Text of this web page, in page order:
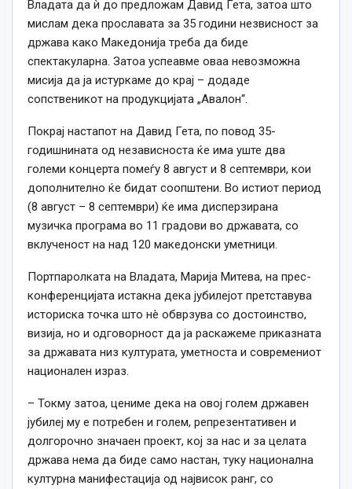
Владата да ѝ до предложам Давид Гета, затоа што
мислам дека прославата за 35 години незвисност за
држава како Македонија треба да биде
спектакуларна. Затоа успеавме оваа невозможна
мисија да ја истуркаме до крај – додаде
сопственикот на продукцијата „Авалон“.
Покрај настапот на Давид Гета, по повод 35-
годишнината од независноста ќе има уште два
големи концерта помеѓу 8 август и 8 септември, кои
дополнително ќе бидат соопштени. Во истиот период
(8 август – 8 септември) ќе има дисперзирана
музичка програма во 11 градови во државата, со
вклученост на над 120 македонски уметници.
Портпаролката на Владата, Марија Митева, на прес-
конференцијата истакна дека јубилејот претставува
историска точка што нè обврзува со достоинство,
визија, но и одговорност да ја раскажеме приказната
за државата низ културата, уметноста и современиот
национален израз.
– Токму затоа, цениме дека на овој голем државен
јубилеј му е потребен и голем, репрезентативен и
долгорочно значаен проект, кој за нас и за целата
држава нема да биде само настан, туку национална
културна манифестација од највисок ранг, со